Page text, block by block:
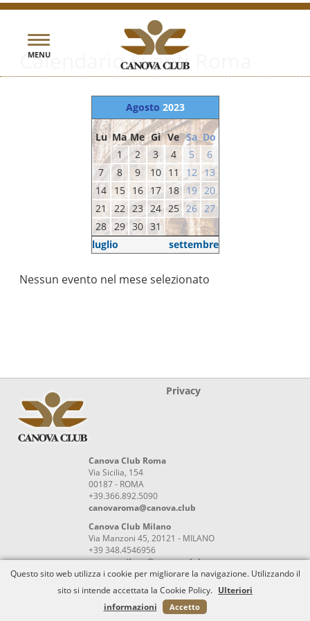
Toggle
navigation
MENU
Calendario Eventi Roma
Agosto 2023
Lu Ma Me Gi Ve Sa Do
1
2 3 4 5
6
7
8 9 10 11 12
13
14
15 16 17 18 19 20
21
22 23 24 25 26 27
28 29 30 31
luglio
settembre
Nessun evento nel mese selezionato
Privacy
Canova Club Roma
Via Sicilia, 154
00187 - ROMA
+39.366.892.5090
canovaroma@canova.club
Canova Club Milano
Via Manzoni 45, 20121 - MILANO
+39 348.4546956
canovamilano@canova.club
Powered byISA Srl
Questo sito web utilizza i cookie per migliorare la navigazione. Utilizzando il
sito si intende accettata la Cookie Policy. Ulteriori
informazioni
Accetto